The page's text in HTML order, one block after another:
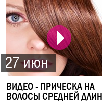
27 июн
ВИДЕО - ПРИЧЕСКА НА
ВОЛОСЫ СРЕДНЕЙ